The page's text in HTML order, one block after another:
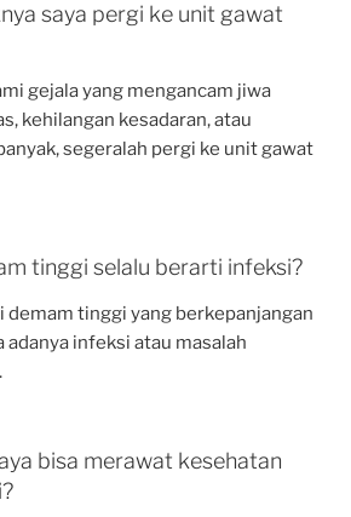
saya pergi ke unit gawat
gejala yang mengancam jiwa
kehilangan kesadaran, atau
segeralah pergi ke unit gawat
tinggi selalu berarti infeksi?
demam tinggi yang berkepanjangan
adanya infeksi atau masalah
bisa merawat kesehatan